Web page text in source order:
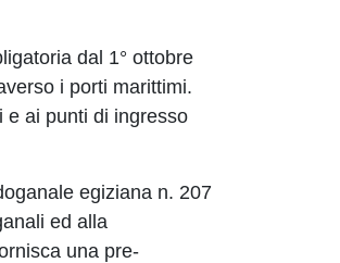
dal 1° ottobre
i porti marittimi.
e ai punti di ingresso
egiziana n. 207
ed alla
una pre-